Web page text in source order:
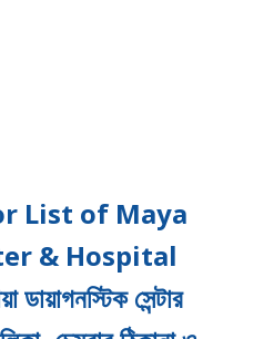
List of Maya
& Hospital
সেন্টার